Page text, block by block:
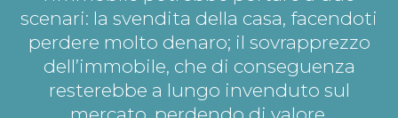
scenari: la svendita della casa, facendoti
perdere molto denaro; il sovrapprezzo
dell’immobile, che di conseguenza
resterebbe a lungo invenduto sul